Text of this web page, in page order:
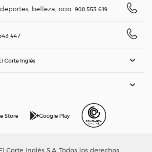
belleza, ocio: 900 553 619
447
Corte Inglés
Store Google Play
Corte Inglés S.A. Todos los derechos